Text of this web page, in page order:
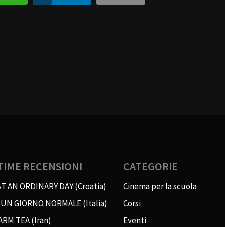
RECENSIONI
AN ORDINARY DAY (Croatia)
GIORNO NORMALE (Italia)
TEA (Iran)
CATEGORIE
Cinema per la scuola
Corsi
Eventi